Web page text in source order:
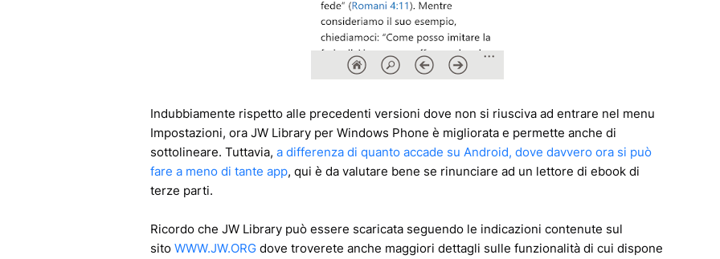
Indubbiamente rispetto alle precedenti versioni dove non si riusciva ad entrare nel menu
Impostazioni, ora JW Library per Windows Phone è migliorata e permette anche di
sottolineare. Tuttavia, a differenza di quanto accade su Android, dove davvero ora si può
fare a meno di tante app, qui è da valutare bene se rinunciare ad un lettore di ebook di
terze parti.
Ricordo che JW Library può essere scaricata seguendo le indicazioni contenute sul
sito WWW.JW.ORG dove troverete anche maggiori dettagli sulle funzionalità di cui dispone